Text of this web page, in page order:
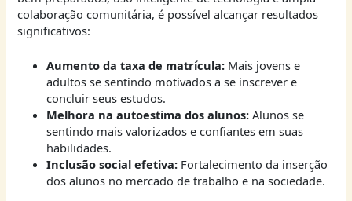
colaboração comunitária, é possível alcançar resultados
significativos:
Aumento da taxa de matrícula:Mais jovens e
adultos se sentindo motivados a se inscrever e
concluir seus estudos.
Melhora na autoestima dos alunos:Alunos se
sentindo mais valorizados e confiantes em suas
habilidades.
Inclusão social efetiva:Fortalecimento da inserção
dos alunos no mercado de trabalho e na sociedade.